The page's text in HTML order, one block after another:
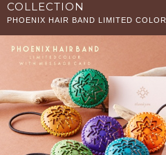
COLLECTION
PHOENIX HAIR BAND LIMITED COLOR